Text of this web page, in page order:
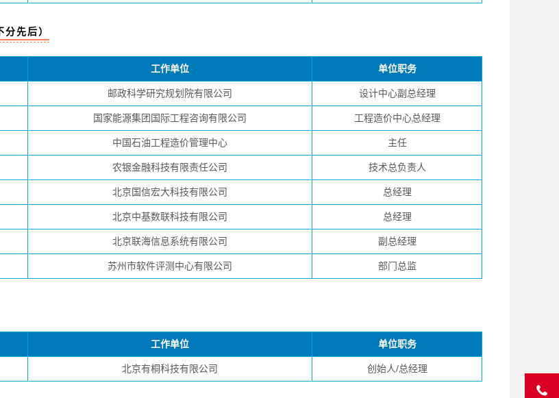
先后）
工作单位 单位职务
邮政科学研究规划院有限公司 设计中心副总经理
国家能源集团国际工程咨询有限公司 工程造价中心总经理
中国石油工程造价管理中心 主任
农银金融科技有限责任公司 技术总负责人
北京国信宏大科技有限公司 总经理
北京中基数联科技有限公司 总经理
北京联海信息系统有限公司 副总经理
苏州市软件评测中心有限公司 部门总监
工作单位 单位职务
北京有桐科技有限公司 创始人/总经理
